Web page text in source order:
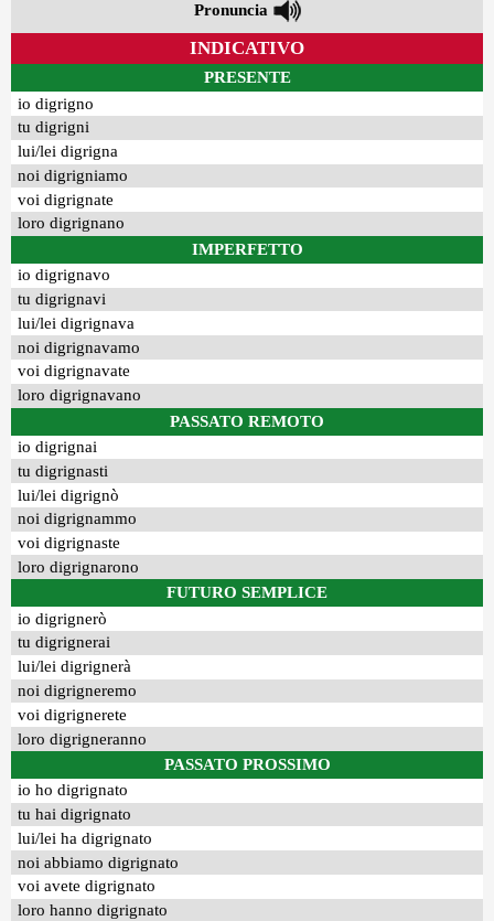
Pronuncia
INDICATIVO
PRESENTE
io digrigno
tu digrigni
lui/lei digrigna
noi digrigniamo
voi digrignate
loro digrignano
IMPERFETTO
io digrignavo
tu digrignavi
lui/lei digrignava
noi digrignavamo
voi digrignavate
loro digrignavano
PASSATO REMOTO
io digrignai
tu digrignasti
lui/lei digrignò
noi digrignammo
voi digrignaste
loro digrignarono
FUTURO SEMPLICE
io digrignerò
tu digrignerai
lui/lei digrignerà
noi digrigneremo
voi digrignerete
loro digrigneranno
PASSATO PROSSIMO
io ho digrignato
tu hai digrignato
lui/lei ha digrignato
noi abbiamo digrignato
voi avete digrignato
loro hanno digrignato